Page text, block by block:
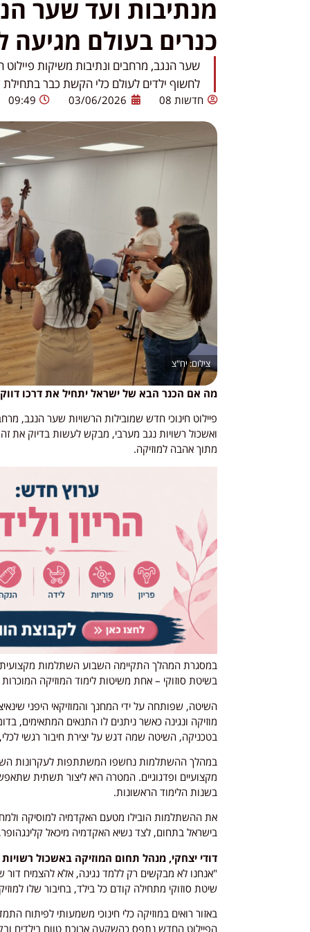
מנתיבות ועד שער
כנרים בעולם מגיעה
שער הנגב, מרחבים ונתיבות משיקות
לחשוף ילדים לעולם כלי הקשת כבר בתחילת
חדשות 08 03/06/2026
09:49
יח"צ
מה אם הכנר הבא של ישראל יתחיל את דרכו
פיילוט חינוכי חדש שמובילות הרשויות שער הנגב,
ואשכול רשויות נגב מערבי, מבקש לעשות בדיוק את
מתוך אהבה למוזיקה.
במסגרת המהלך התקיימה השבוע השתלמות
בשיטת סוזוקי – אחת משיטות לימוד המוזיקה
השיטה, שפותחה על ידי המחנך והמוזיקאי היפני
מוזיקה ונגינה כאשר ניתנים לו התנאים המתאימים,
בטכניקה, השיטה שמה דגש על יצירת חיבור רגשי
במהלך ההשתלמות נחשפו המשתתפות לעקרונות
מקצועיים ופדגוגיים. המטרה היא ליצור תשתית
בשנות הלימוד הראשונות.
את ההשתלמות הובילו מטעם האקדמיה למוסיקה
בישראל בתחום, לצד נשיא האקדמיה מיכאל קלינגהופר,
דודי יצחקי, מנהל תחום המוזיקה באשכול
"אנחנו לא מבקשים רק ללמד נגינה, אלא להצמיח
שיטת סוזוקי מתחילה קודם כל בילד, בחיבור שלו
באזור רואים במוזיקה כלי חינוכי משמעותי לפיתוח
הפיילוט החדש נתפס כהשקעה ארוכת טווח בילדים